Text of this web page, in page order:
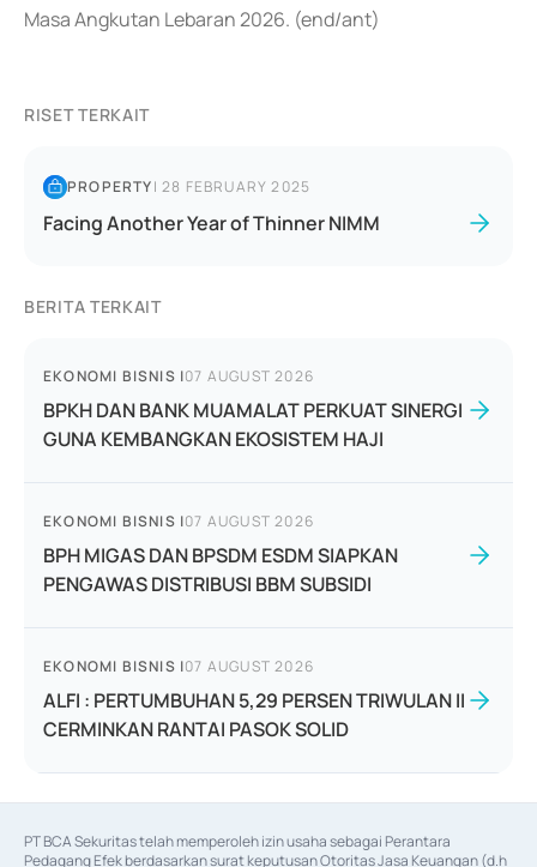
Masa Angkutan Lebaran 2026. (end/ant)
RISET TERKAIT
PROPERTY|28 FEBRUARY 2025
Facing Another Year of Thinner NIMM
BERITA TERKAIT
EKONOMI BISNIS |07 AUGUST 2026
BPKH DAN BANK MUAMALAT PERKUAT SINERGI
GUNA KEMBANGKAN EKOSISTEM HAJI
EKONOMI BISNIS |07 AUGUST 2026
BPH MIGAS DAN BPSDM ESDM SIAPKAN
PENGAWAS DISTRIBUSI BBM SUBSIDI
EKONOMI BISNIS |07 AUGUST 2026
ALFI : PERTUMBUHAN 5,29 PERSEN TRIWULAN II
CERMINKAN RANTAI PASOK SOLID
PT BCA Sekuritas telah memperoleh izin usaha sebagai Perantara
Pedagang Efek berdasarkan surat keputusan Otoritas Jasa Keuangan (d.h